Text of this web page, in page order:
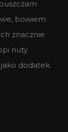
bowiem
znacznie
nuty
dodatek.